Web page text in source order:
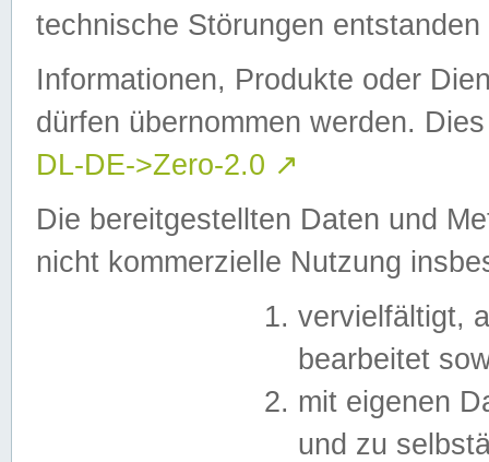
technische Störungen
Informationen, Produkte oder
dürfen übernommen werden.
DL-DE->Zero-2.0 ↗
Die bereitgestellten Daten und
nicht kommerzielle Nutzung
vervielfältigt,
bearbeitet
mit eigenen
und zu